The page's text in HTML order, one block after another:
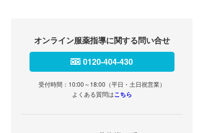
オンライン服薬指導に関する問い合せ
0120-404-430
受付時間：10:00～18:00（平日・土日祝営業）
よくある質問はこちら